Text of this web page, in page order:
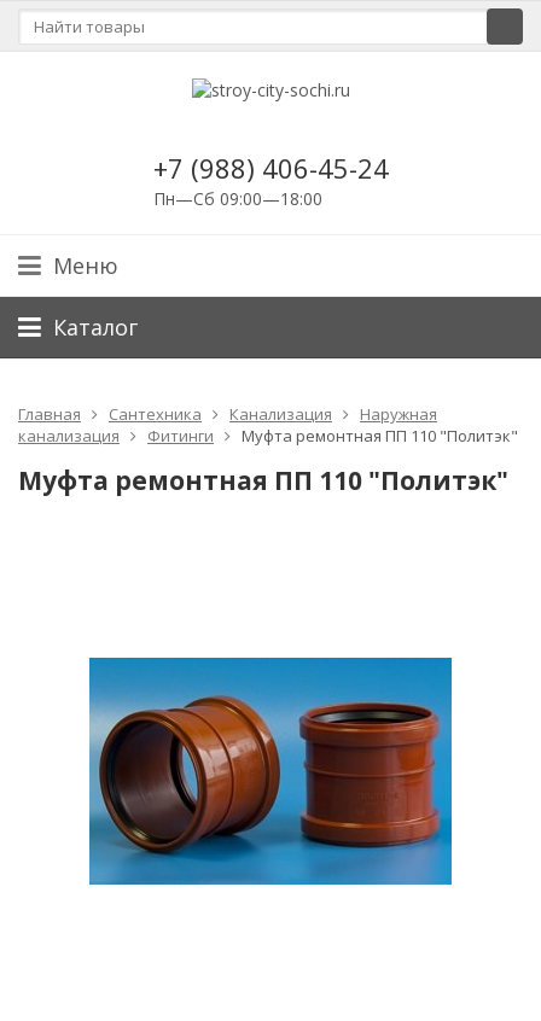
+7 (988) 406-45-24
Пн—Сб 09:00—18:00
Меню
Каталог
Главная Сантехника Канализация
Наружная
канализация
Фитинги Муфта ремонтная ПП 110 "Политэк"
Муфта ремонтная ПП 110 "Политэк"